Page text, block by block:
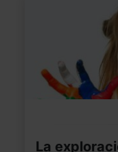
La